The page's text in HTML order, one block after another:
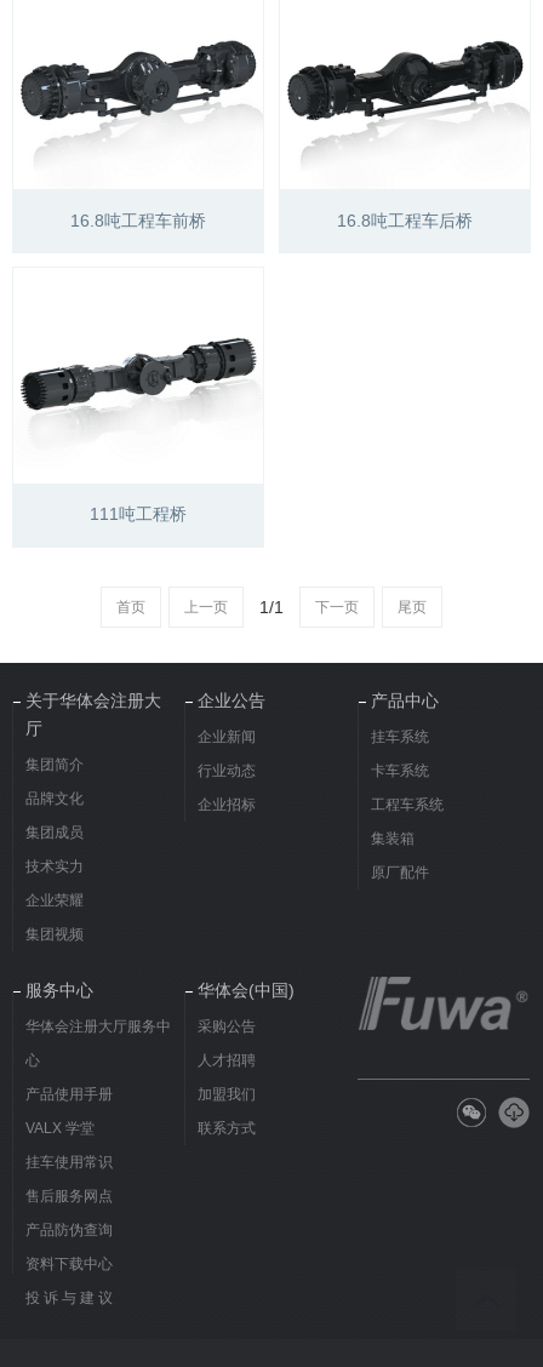
16.8吨工程车前桥 16.8吨工程车后桥
111吨工程桥
首页 上一页 1/1 下一页 尾页
关于华体会注册大
厅
集团简介
品牌文化
集团成员
技术实力
企业荣耀
集团视频
企业公告
企业新闻
行业动态
企业招标
产品中心
挂车系统
卡车系统
工程车系统
集装箱
原厂配件
服务中心
华体会注册大厅服务中
心
产品使用手册
VALX 学堂
挂车使用常识
售后服务网点
产品防伪查询
资料下载中心
投 诉 与 建 议
华体会(中国)
采购公告
人才招聘
加盟我们
联系方式